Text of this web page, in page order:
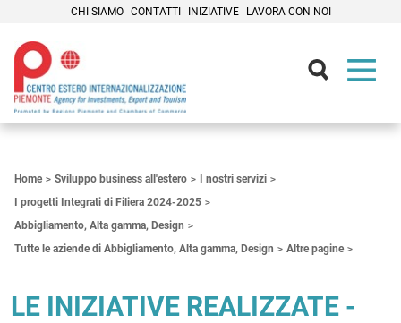
CHI SIAMO CONTATTI INIZIATIVE LAVORA CON NOI
Home Sviluppo business all'estero
I nostri servizi
I progetti Integrati di Filiera 2024-2025
Abbigliamento, Alta gamma, Design
Tutte le aziende di Abbigliamento, Alta gamma, Design
Altre pagine
LE INIZIATIVE REALIZZATE -